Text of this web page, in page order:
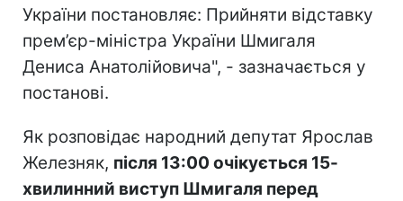
України постановляє: Прийняти відставку
прем’єр-міністра України Шмигаля
Дениса Анатолійовича", - зазначається у
постанові.
Як розповідає народний депутат Ярослав
Железняк, після 13:00 очікується 15-
хвилинний виступ Шмигаля перед